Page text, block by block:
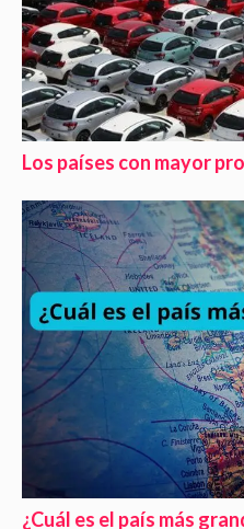
Los países con mayor
¿Cuál es el país más